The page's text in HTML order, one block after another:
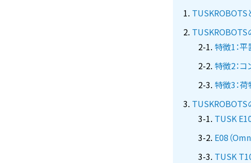
TUSKROBOTS
TUSKROBOTS
特徴1：
特徴2：
特徴3：
TUSKROBOTS
TUSK
E08（
TUSK